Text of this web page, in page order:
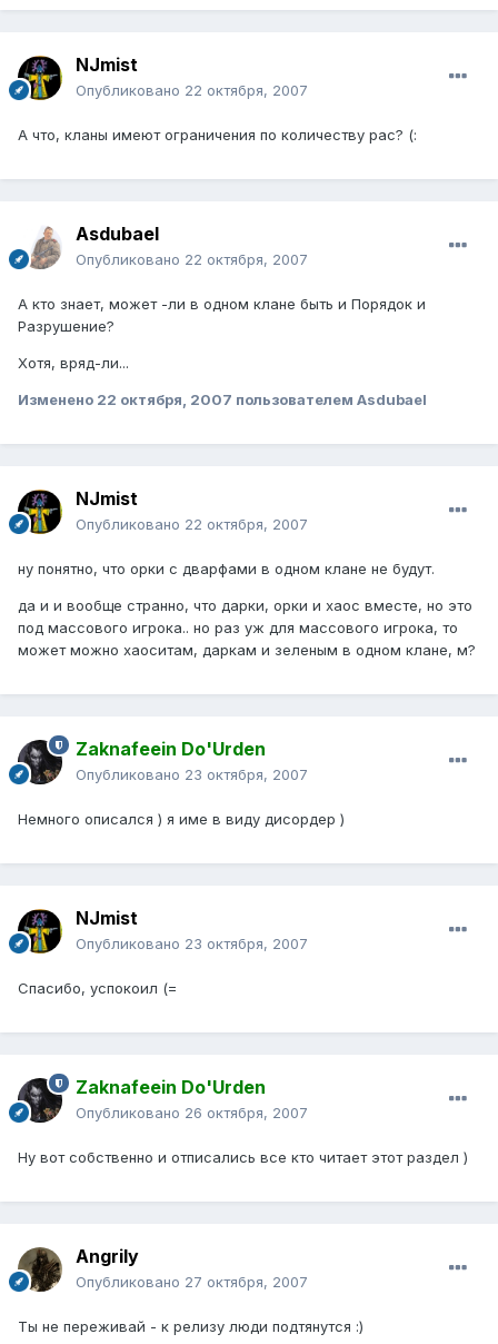
NJmist
Опубликовано 22 октября, 2007
А что, кланы имеют ограничения по количеству рас? (:
Asdubael
Опубликовано 22 октября, 2007
А кто знает, может -ли в одном клане быть и Порядок и
Разрушение?
Хотя, вряд-ли...
Изменено 22 октября, 2007 пользователем Asdubael
NJmist
Опубликовано 22 октября, 2007
ну понятно, что орки с дварфами в одном клане не будут.
да и и вообще странно, что дарки, орки и хаос вместе, но это
под массового игрока.. но раз уж для массового игрока, то
может можно хаоситам, даркам и зеленым в одном клане, м?
Zaknafeein Do'Urden
Опубликовано 23 октября, 2007
Немного описался ) я име в виду дисордер )
NJmist
Опубликовано 23 октября, 2007
Спасибо, успокоил (=
Zaknafeein Do'Urden
Опубликовано 26 октября, 2007
Ну вот собственно и отписались все кто читает этот раздел )
Angrily
Опубликовано 27 октября, 2007
Ты не переживай - к релизу люди подтянутся :)